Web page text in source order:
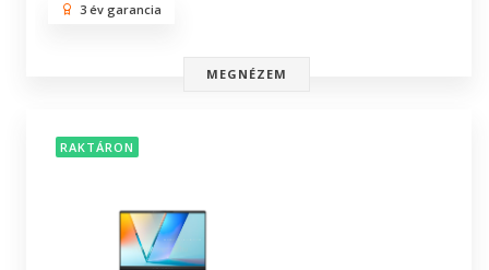
3 év garancia
MEGNÉZEM
RAKTÁRON